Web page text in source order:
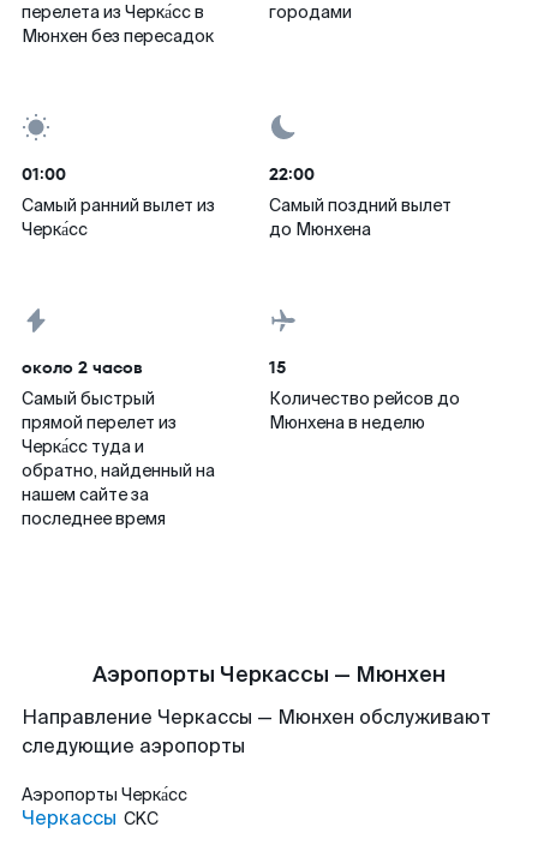
перелета из Черка́сс в
Мюнхен без пересадок
городами
01:00
Самый ранний вылет из
Черка́сс
22:00
Самый поздний вылет
до Мюнхена
около 2 часов
Самый быстрый
прямой перелет из
Черка́сс туда и
обратно, найденный на
нашем сайте за
последнее время
15
Количество рейсов до
Мюнхена в неделю
Аэропорты Черкассы — Мюнхен
Направление Черкассы — Мюнхен обслуживают
следующие аэропорты
Аэропорты Черка́сс
Черкассы CKC